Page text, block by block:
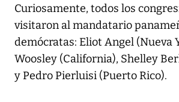
Curiosamente, todos los
visitaron al mandatario
demócratas: Eliot Angel (Nueva
Woosley (California), Shelley
y Pedro Pierluisi (Puerto Rico).